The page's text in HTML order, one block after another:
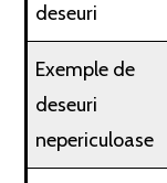
deseuri
Exemple de
deseuri
nepericuloase